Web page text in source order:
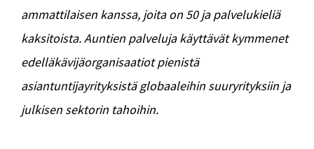
ammattilaisen kanssa, joita on 50 ja palvelukieliä
kaksitoista. Auntien palveluja käyttävät kymmenet
edelläkävijäorganisaatiot pienistä
asiantuntijayrityksistä globaaleihin suuryrityksiin ja
julkisen sektorin tahoihin.